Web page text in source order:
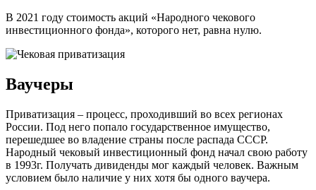
В 2021 году стоимость акций «Народного чекового
инвестиционного фонда», которого нет, равна нулю.
Ваучеры
Приватизация – процесс, проходивший во всех регионах
России. Под него попало государственное имущество,
перешедшее во владение страны после распада СССР.
Народный чековый инвестиционный фонд начал свою работу
в 1993г. Получать дивиденды мог каждый человек. Важным
условием было наличие у них хотя бы одного ваучера.